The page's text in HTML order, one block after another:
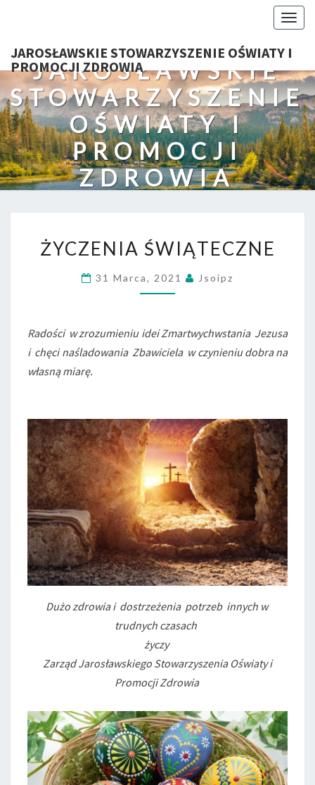
JAROSŁAWSKIE STOWARZYSZENIE OŚWIATY I
PROMOCJI ZDROWIA
JAROSŁAWSKIE
STOWARZYSZENIE
OŚWIATY I
PROMOCJI
ZDROWIA
ŚWIĄTECZNE
ŻYCZENIA ŚWIĄTECZNE
31 Marca, 2021 Jsoipz
Radości w zrozumieniu idei Zmartwychwstania Jezusa
i chęci naśladowania Zbawicielaw czynieniu dobra na
własną miarę.
Dużo zdrowia i dostrzeżenia potrzeb innych w
trudnych czasach
życzy
Zarząd Jarosławskiego Stowarzyszenia Oświaty i
Promocji Zdrowia